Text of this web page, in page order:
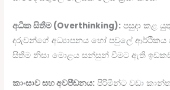
අධික සිතීම (Overthinking): පසුදා කළ
දරුවන්ගේ අධ්‍යාපනය හෝ පවුලේ ආර්ථිකය
සිතීම නිසා මොළය සන්සුන් වීමට ඇති
කාංසාව සහ අවපීඩනය: පිරිමින්ට වඩා